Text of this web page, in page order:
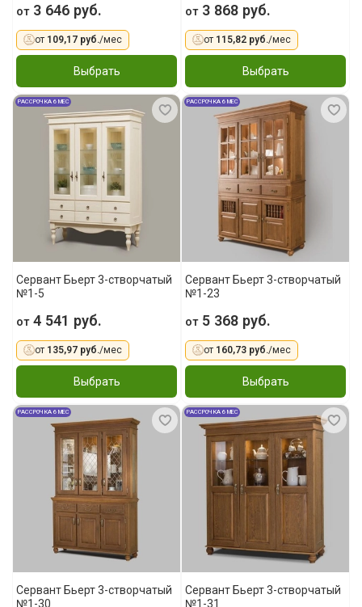
от3 646 руб.
от 109,17 руб./мес
Выбрать
от3 868 руб.
от 115,82 руб./мес
Выбрать
РАССРОЧКА 6 МЕС
Сервант Бьерт 3-створчатый
№1-5
от4 541 руб.
от 135,97 руб./мес
Выбрать
РАССРОЧКА 6 МЕС
Сервант Бьерт 3-створчатый
№1-23
от5 368 руб.
от 160,73 руб./мес
Выбрать
РАССРОЧКА 6 МЕС
Сервант Бьерт 3-створчатый
№1-30
РАССРОЧКА 6 МЕС
Сервант Бьерт 3-створчатый
№1-31